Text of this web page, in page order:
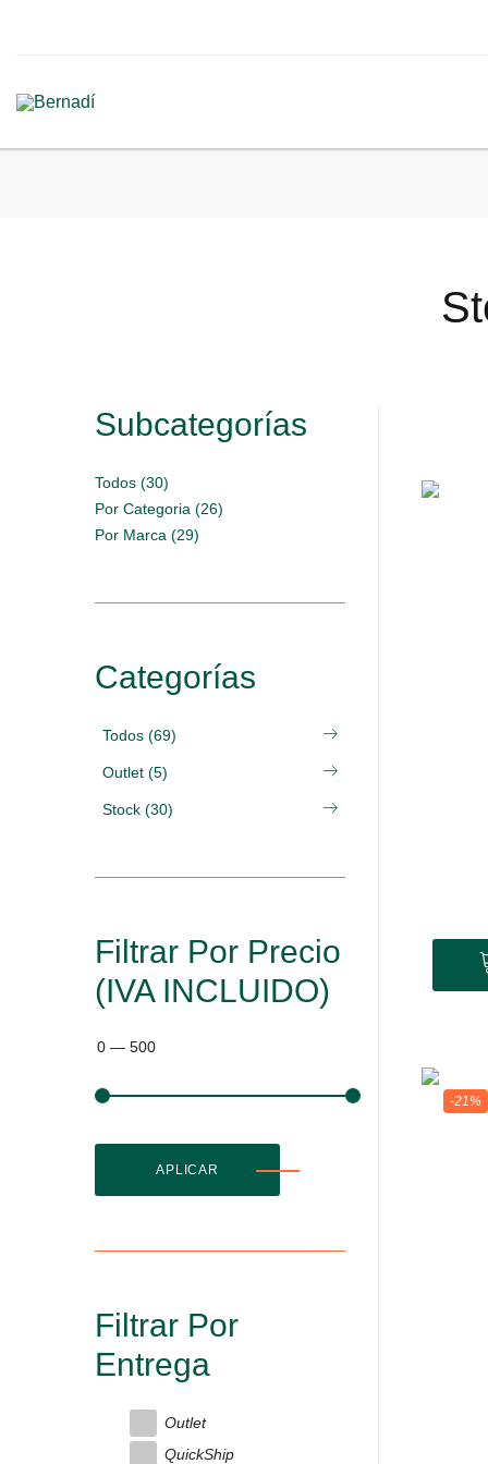
-21%
Subcategorías
Todos (30)
Por Categoria (26)
Por Marca (29)
Categorías
Todos (69)
Outlet (5)
Stock (30)
Filtrar Por Precio
(IVA INCLUIDO)
0 — 500
APLICAR
Filtrar Por
Entrega
Outlet
QuickShip